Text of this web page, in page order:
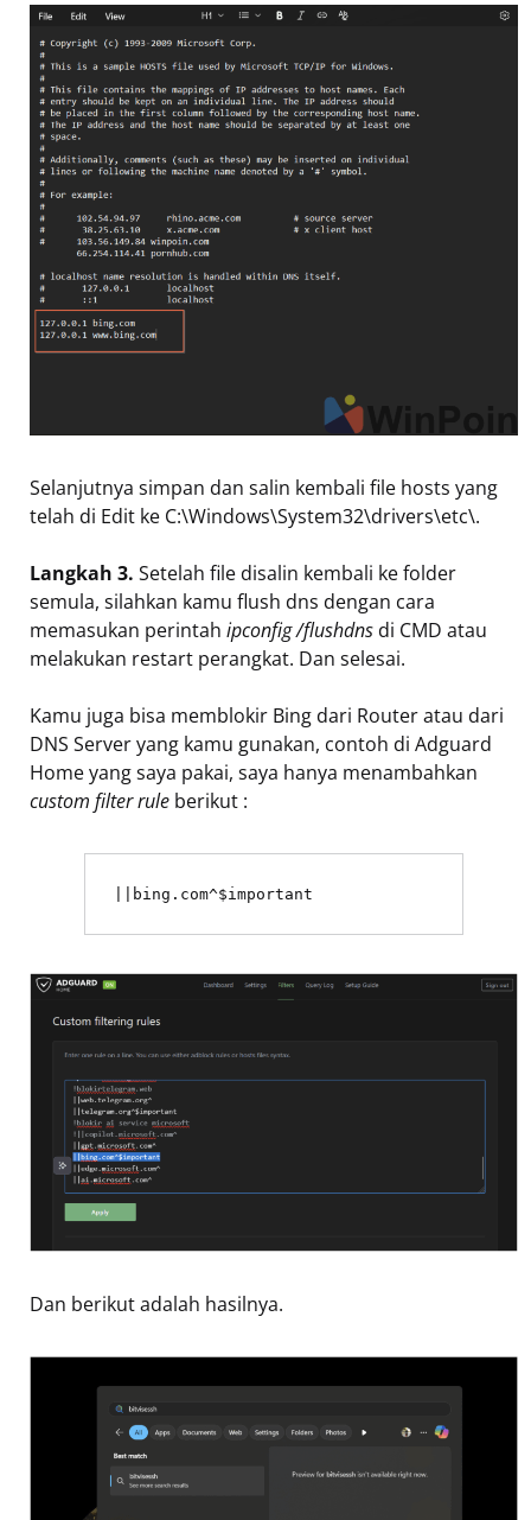
Selanjutnya simpan dan salin kembali file hosts yang
telah di Edit ke C:\Windows\System32\drivers\etc\.
Langkah 3. Setelah file disalin kembali ke folder
semula, silahkan kamu flush dns dengan cara
memasukan perintah ipconfig /flushdns di CMD atau
melakukan restart perangkat. Dan selesai.
Kamu juga bisa memblokir Bing dari Router atau dari
DNS Server yang kamu gunakan, contoh di Adguard
Home yang saya pakai, saya hanya menambahkan
custom filter rule berikut :
||bing.com^$important
Dan berikut adalah hasilnya.